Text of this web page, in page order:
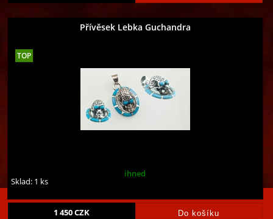
Přívěsek Lebka Guchandra
ihned
Sklad: 1 ks
1 450CZK